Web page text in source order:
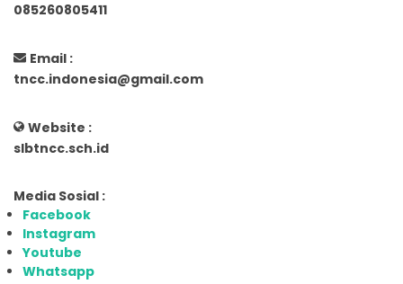
085260805411
Email :
tncc.indonesia@gmail.com
Website :
slbtncc.sch.id
Media Sosial :
Facebook
Instagram
Youtube
Whatsapp